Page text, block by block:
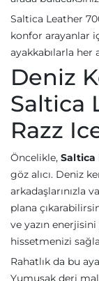
Saltica Leather
konfor arayanlar
ayakkabılarla her
Deniz
Saltica
Razz
Öncelikle, Saltica
göz alıcı. Deniz
arkadaşlarınızla
plana
ve yazın
hissetmenizi
Rahatlık da bu
Yumuşak deri